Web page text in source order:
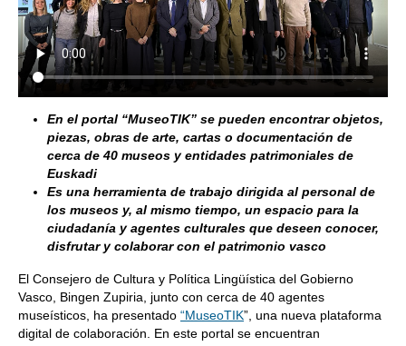
En el portal “MuseoTIK” se pueden encontrar objetos,
piezas, obras de arte, cartas o documentación de
cerca de 40 museos y entidades patrimoniales de
Euskadi
Es una herramienta de trabajo dirigida al personal de
los museos y, al mismo tiempo, un espacio para la
ciudadanía y agentes culturales que deseen conocer,
disfrutar y colaborar con el patrimonio vasco
El Consejero de Cultura y Política Lingüística del Gobierno
Vasco, Bingen Zupiria, junto con cerca de 40 agentes
museísticos, ha presentado “MuseoTIK”, una nueva plataforma
digital de colaboración. En este portal se encuentran